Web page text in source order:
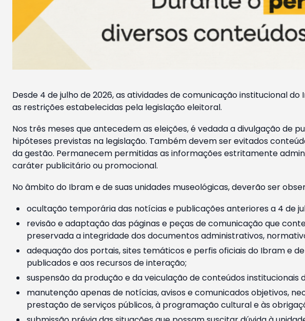
Desde 4 de julho de 2026, as atividades de comunicação institucional
as restrições estabelecidas pela legislação eleitoral.
Nos três meses que antecedem as eleições, é vedada a divulgação de
hipóteses previstas na legislação. Também devem ser evitados
da gestão. Permanecem permitidas as informações estritamente
caráter publicitário ou promocional.
No âmbito do Ibram e de suas unidades museológicas, deverão ser
ocultação temporária das notícias e publicações anteriores a 4 de
revisão e adaptação das páginas e peças de comunicação que
preservada a integridade dos documentos administrativos,
adequação dos portais, sites temáticos e perfis oficiais do Ibram e
publicados e aos recursos de interação;
suspensão da produção e da veiculação de conteúdos
manutenção apenas de notícias, avisos e comunicados objetivos,
prestação de serviços públicos, à programação cultural e às